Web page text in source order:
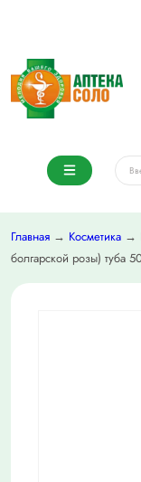
Главная → Косметика →
болгарской розы) туба